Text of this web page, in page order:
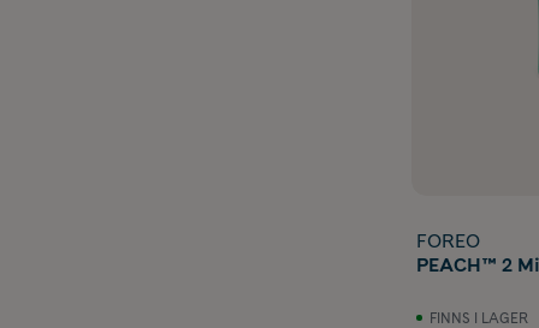
FOREO
PEACH™ 2
FINNS I LAGER